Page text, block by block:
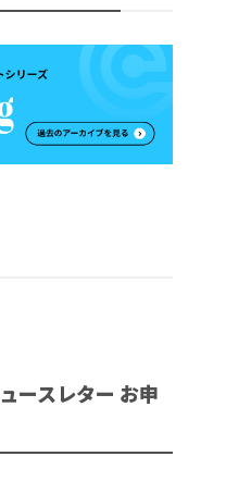
ースレター お申